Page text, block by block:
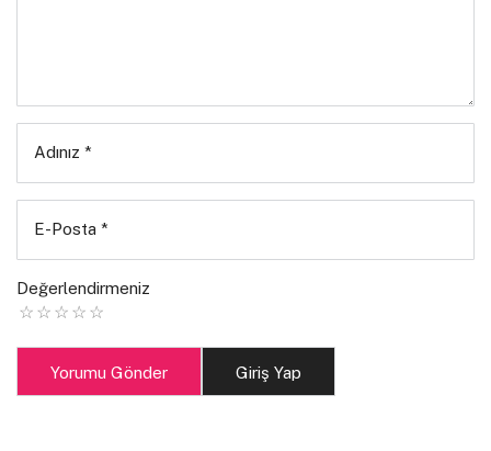
Adınız *
E-Posta *
Değerlendirmeniz
Yorumu Gönder Giriş Yap